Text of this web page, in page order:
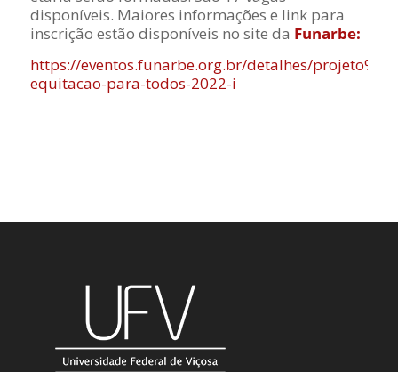
disponíveis. Maiores informações e link para
inscrição estão disponíveis no site da Funarbe:
https://eventos.funarbe.org.br/detalhes/
equitacao-para-todos-2022-i